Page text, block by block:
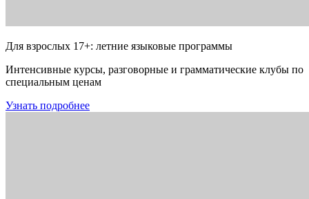
Для взрослых 17+: летние языковые программы
Интенсивные курсы, разговорные и грамматические клубы по
специальным ценам
Узнать подробнее